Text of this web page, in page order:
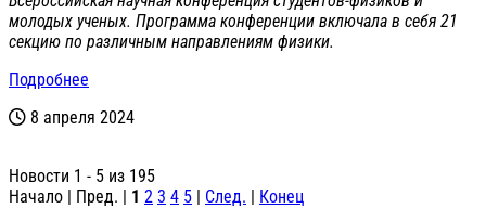
молодых ученых. Программа конференции включала в себя 21
секцию по различным направлениям физики.
Подробнее
8 апреля 2024
Новости 1 - 5 из 195
Начало | Пред. | 1 2 3 4 5 | След. | Конец